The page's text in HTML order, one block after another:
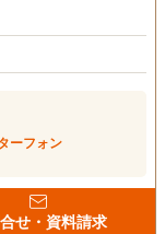
ーフォン
せ・資料請求